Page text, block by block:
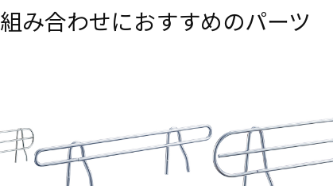
組み合わせにおすすめのパーツ